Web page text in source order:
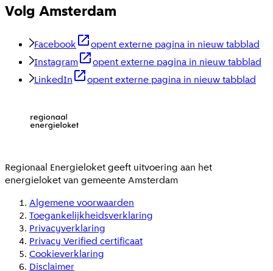
Volg Amsterdam
Facebook
opent externe pagina in nieuw tabblad
Instagram
opent externe pagina in nieuw tabblad
LinkedIn
opent externe pagina in nieuw tabblad
Regionaal Energieloketgeeft uitvoering aan het
energieloket van gemeenteAmsterdam
Algemene voorwaarden
Toegankelijkheidsverklaring
Privacyverklaring
Privacy Verified certificaat
Cookieverklaring
Disclaimer